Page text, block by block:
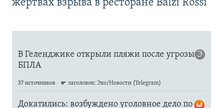
жертвах взрыва в ресторане Balzi Rossi